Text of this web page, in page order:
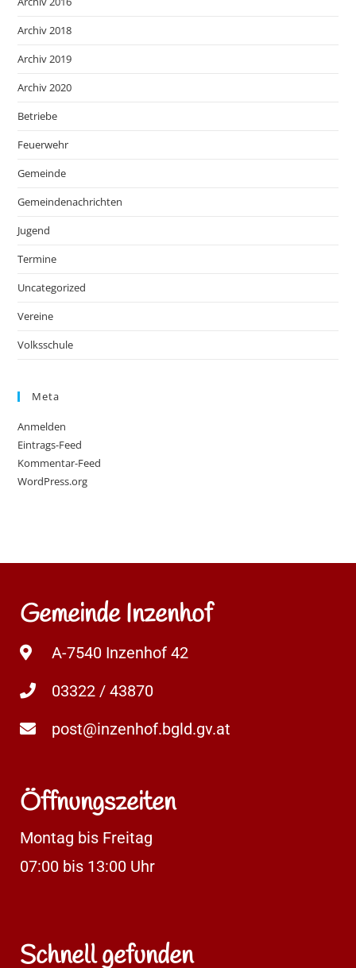
Archiv 2018
Archiv 2019
Archiv 2020
Betriebe
Feuerwehr
Gemeinde
Gemeindenachrichten
Jugend
Termine
Uncategorized
Vereine
Volksschule
Meta
Anmelden
Eintrags-Feed
Kommentar-Feed
WordPress.org
Gemeinde Inzenhof
A-7540 Inzenhof 42
03322 / 43870
post@inzenhof.bgld.gv.at
Öffnungszeiten
Montag bis Freitag
07:00 bis 13:00 Uhr
Schnell gefunden